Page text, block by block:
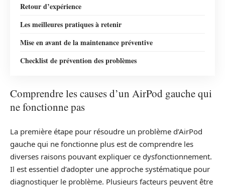
Retour d’expérience
Les meilleures pratiques à retenir
Mise en avant de la maintenance préventive
Checklist de prévention des problèmes
Comprendre les causes d’un AirPod gauche qui
ne fonctionne pas
La première étape pour résoudre un problème d’AirPod
gauche qui ne fonctionne plus est de comprendre les
diverses raisons pouvant expliquer ce dysfonctionnement.
Il est essentiel d’adopter une approche systématique pour
diagnostiquer le problème. Plusieurs facteurs peuvent être